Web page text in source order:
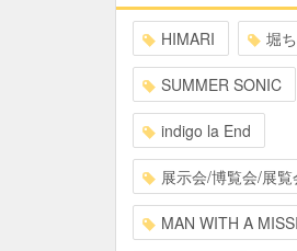
HIMARI 堀
SUMMER SONIC
indigo la End
展示会/博覧会/展覧
MAN WITH A